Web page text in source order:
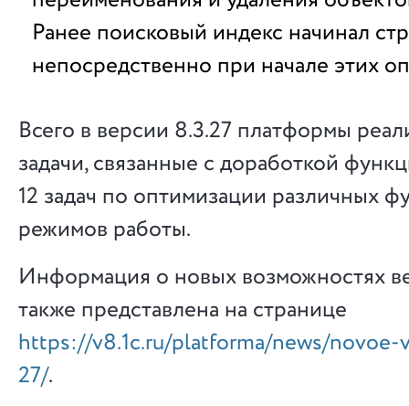
Ранее поисковый индекс начинал
непосредственно при начале этих
Всего в версии 8.3.27 платформы
задачи, связанные с доработкой
12 задач по оптимизации различных
режимов работы.
Информация о новых возможностях
также представлена на странице
https://v8.1c.ru/platforma/news/
27/.